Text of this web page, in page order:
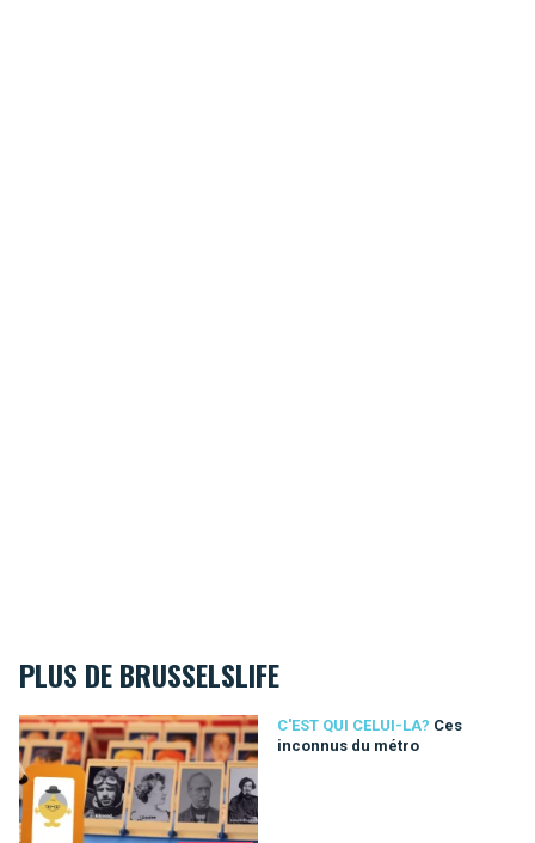
PLUS DE BRUSSELSLIFE
C'EST QUI CELUI-LA? Ces
inconnus du métro
Ces inconnus du métro